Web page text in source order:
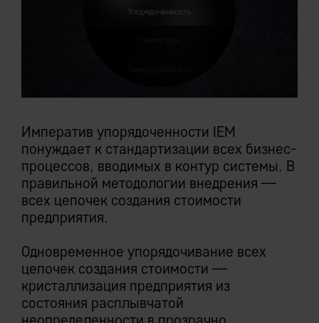
Императив упорядоченности IEM
понуждает к стандартизации всех бизнес-
процессов, вводимых в контур системы. В
правильной методологии внедрения —
всех цепочек создания стоимости
предприятия.
Одновременное упорядочивание всех
цепочек создания стоимости —
кристаллизация предприятия из
состояния расплывчатой
неопределенности в прозрачно